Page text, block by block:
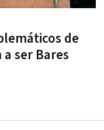
de
ser Bares